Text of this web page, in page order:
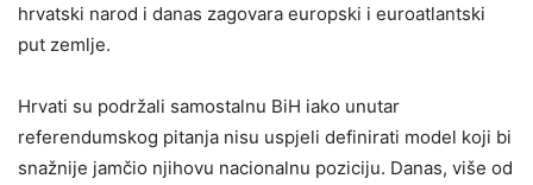
hrvatski narod i danas zagovara europski i euroatlantski
put zemlje.
Hrvati su podržali samostalnu BiH iako unutar
referendumskog pitanja nisu uspjeli definirati model koji bi
snažnije jamčio njihovu nacionalnu poziciju. Danas, više od